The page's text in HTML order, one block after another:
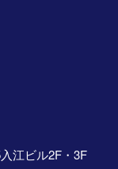
江ビル2F・3F